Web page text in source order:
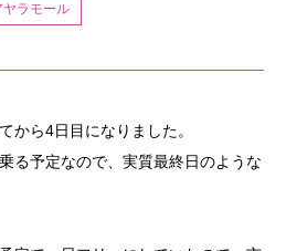
ヤラモール
から4日目になりました。
る予定なので、実質最終日のような